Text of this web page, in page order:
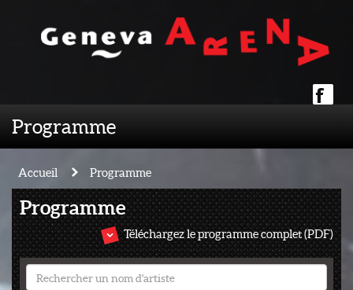
Programme
Accueil Programme
Programme
Téléchargez le programme complet (PDF)